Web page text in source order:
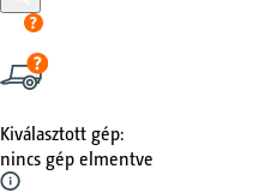
Kiválasztott gép:
nincs gép elmentve